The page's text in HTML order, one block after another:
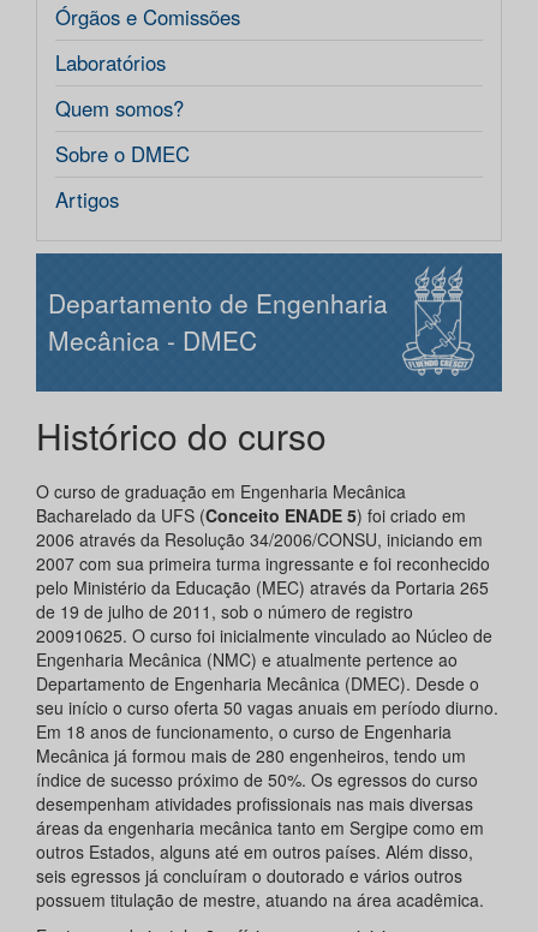
Órgãos e Comissões
Laboratórios
Quem somos?
Sobre o DMEC
Artigos
Departamento de Engenharia
Mecânica - DMEC
Histórico do curso
O curso de graduação em Engenharia Mecânica
Bacharelado da UFS (Conceito ENADE 5) foi criado em
2006 através da Resolução 34/2006/CONSU, iniciando em
2007 com sua primeira turma ingressante e foi reconhecido
pelo Ministério da Educação (MEC) através da Portaria 265
de 19 de julho de 2011, sob o número de registro
200910625. O curso foi inicialmente vinculado ao Núcleo de
Engenharia Mecânica (NMC) e atualmente pertence ao
Departamento de Engenharia Mecânica (DMEC). Desde o
seu início o curso oferta 50 vagas anuais em período diurno.
Em 18 anos de funcionamento, o curso de Engenharia
Mecânica já formou mais de 280 engenheiros, tendo um
índice de sucesso próximo de 50%. Os egressos do curso
desempenham atividades profissionais nas mais diversas
áreas da engenharia mecânica tanto em Sergipe como em
outros Estados, alguns até em outros países. Além disso,
seis egressos já concluíram o doutorado e vários outros
possuem titulação de mestre, atuando na área acadêmica.